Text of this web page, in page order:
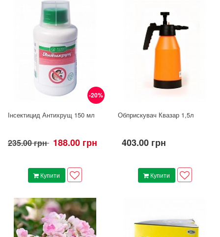
-20%
Інсектицид Антихрущ 150 мл
235.00 грн 188.00 грн
Купити
Обприскувач Квазар 1,5л
403.00 грн
Купити